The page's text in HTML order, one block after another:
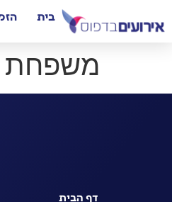
בית
משפחת
דף הבית